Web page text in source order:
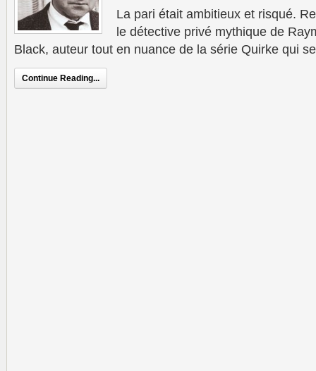
La pari était ambitieux et risqué.
le détective privé mythique de
Black, auteur tout en nuance de la série Quirke qui
Continue Reading...